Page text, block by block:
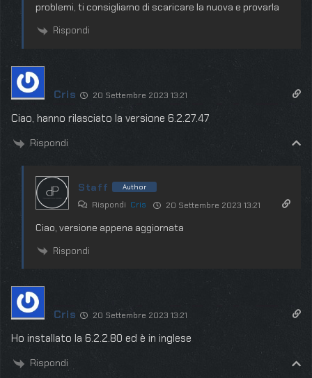
problemi, ti consigliamo di scaricare la nuova e provarla
Rispondi
Cris 20 Settembre 2023 13:21
Ciao, hanno rilasciato la versione 6.2.27.47
Rispondi
Staff Author
Rispondi Cris 20 Settembre 2023 13:21
Ciao, versione appena aggiornata
Rispondi
Cris 20 Settembre 2023 13:21
Ho installato la 6.2.2.80 ed è in inglese
Rispondi